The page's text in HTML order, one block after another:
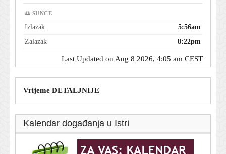
🌅 SUNCE
Izlazak
5:56am
Zalazak
8:22pm
Last Updated on Aug 8 2026, 4:05 am CEST
Vrijeme DETALJNIJE
Kalendar događanja u Istri